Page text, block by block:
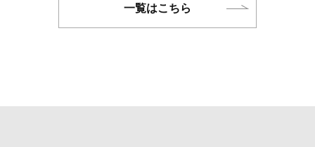
一覧はこちら